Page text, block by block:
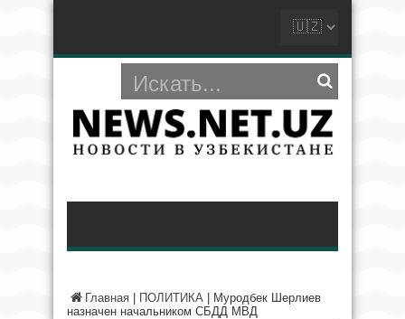
Главная ПОЛИТИКА
Муродбек Шерлиев
назначен начальником СБДД МВД